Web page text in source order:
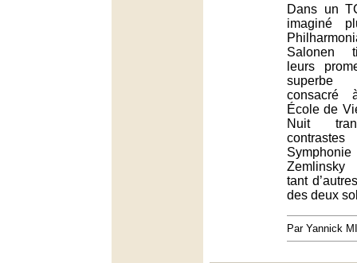
Dans un
imaginé
Salonen
leurs
superbe
consacré
École de
Nuit
Zemlinsky
tant
des deux
Par Yannick